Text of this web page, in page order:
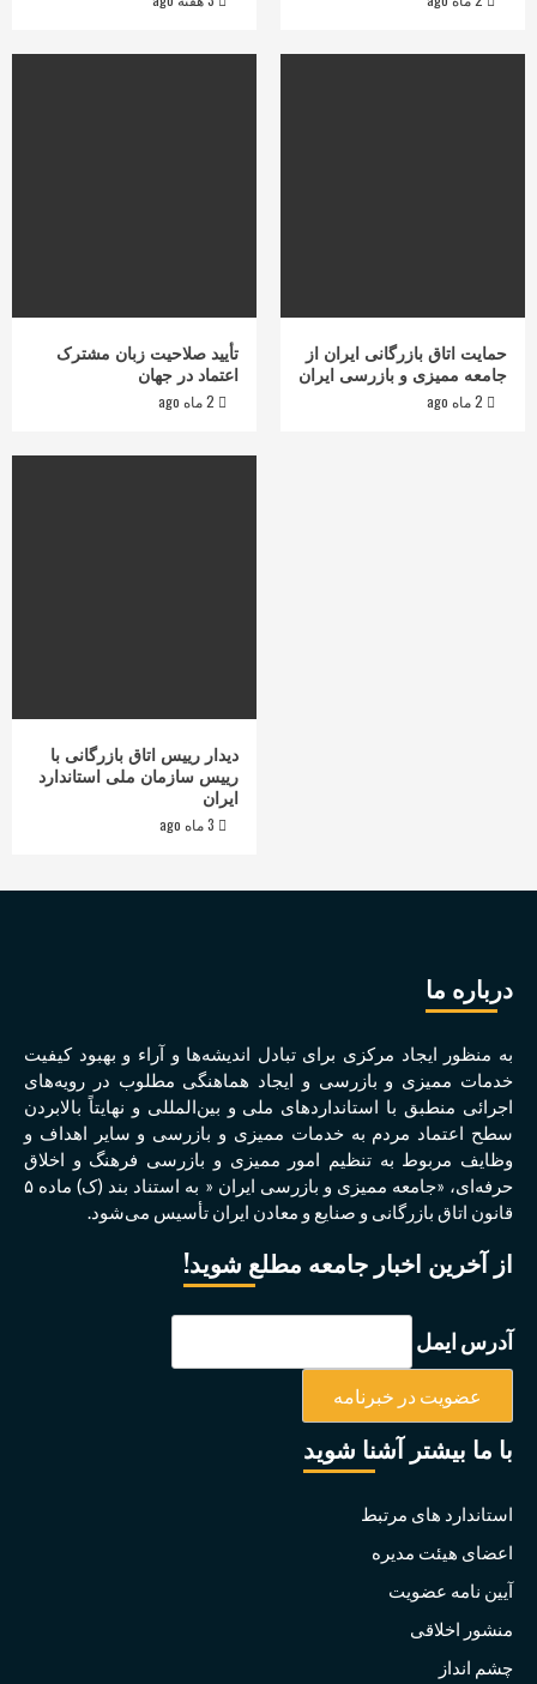
تأیید صلاحیت زبان مشترک
اعتماد در جهان
حمایت اتاق بازرگانی ایران از
جامعه ممیزی و بازرسی ایران
دیدار رییس اتاق بازرگانی با
رییس سازمان ملی استاندارد
ایران
درباره ما
به منظور ايجاد مرکزی برای تبادل انديشه‌ها و آراء و بهبود کيفيت
خدمات مميزی و بازرسی و ايجاد هماهنگی مطلوب در رويه‌های
اجرائی منطبق با استانداردهای ملی و بين‌المللی و نهايتاً بالابردن
سطح اعتماد مردم به خدمات مميزی و بازرسی و ساير اهداف و
وظايف مربوط به تنظيم امور مميزی و بازرسی فرهنگ و اخلاق
حرفه‌ای، «جامعه مميزی و بازرسی ايران « به استناد بند (ک) ماده ۵
قانون اتاق بازرگانی و صنايع و معادن ايران تأسيس می‌شود.
از آخرین اخبار جامعه مطلع شوید!
آدرس ایمل
با ما بیشتر آشنا شوید
استاندارد های مرتبط
اعضای هیئت مدیره
آیین نامه عضویت
منشور اخلاقی
چشم انداز